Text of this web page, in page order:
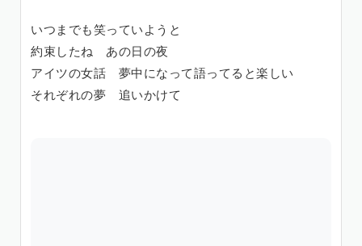
いつまでも笑っていようと
約束したね あの日の夜
アイツの女話 夢中になって語ってると楽しい
それぞれの夢 追いかけて